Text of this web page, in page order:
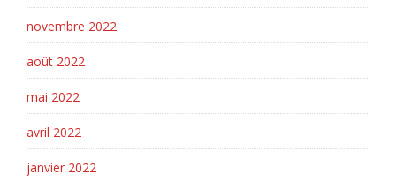
novembre 2022
août 2022
mai 2022
avril 2022
janvier 2022